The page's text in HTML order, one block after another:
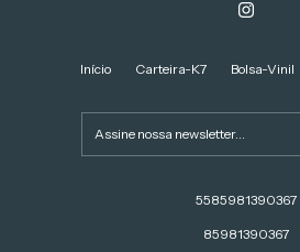
Início Carteira-K7 Bolsa-Vinil
5585981390367
85981390367